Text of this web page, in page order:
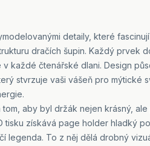
detaily, které
dračích šupin. Každý prvek
každé čtenářské dlani. Design
stvrzuje vaši vášeň pro mýtické
aby byl držák nejen krásný,
tisku získává page holder hladký
legenda. To z něj dělá drobný